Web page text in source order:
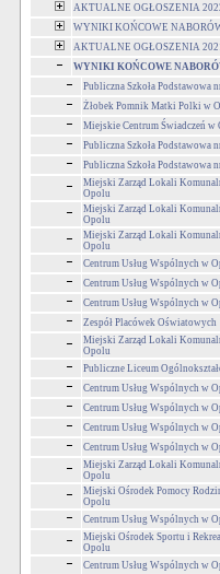
AKTUALNE OGŁOSZENIA
WYNIKI KOŃCOWE
AKTUALNE OGŁOSZENIA
WYNIKI KOŃCOWE
Publiczna Szkoła Podstawowa
Żłobek Pomnik Matki Polki w
Miejskie Centrum Świadczeń w
Publiczna Szkoła Podstawowa
Publiczna Szkoła Podstawowa
Miejski Zarząd Lokali
Opolu
Miejski Zarząd Lokali
Opolu
Miejski Zarząd Lokali
Opolu
Centrum Usług Wspólnych w
Centrum Usług Wspólnych w
Centrum Usług Wspólnych w
Zespół Placówek Oświatowych
Miejski Zarząd Lokali
Opolu
Publiczne Liceum
Centrum Usług Wspólnych w
Centrum Usług Wspólnych w
Centrum Usług Wspólnych w
Centrum Usług Wspólnych w
Miejski Zarząd Lokali
Opolu
Miejski Ośrodek Pomocy
Opolu
Centrum Usług Wspólnych w
Miejski Ośrodek Sportu i
Opolu
Centrum Usług Wspólnych w